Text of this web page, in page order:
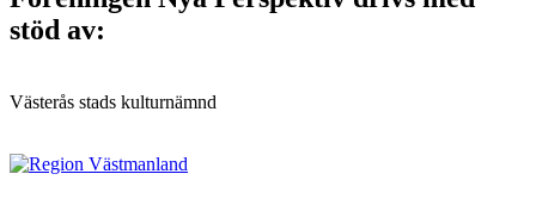
stöd av:
Västerås stads kulturnämnd